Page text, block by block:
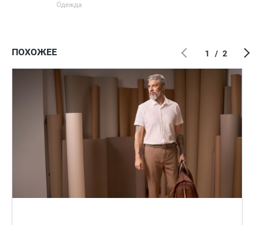
Одежда
ПОХОЖЕЕ 1 / 2